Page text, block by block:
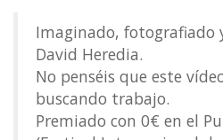
Imaginado, fotografiado
David Heredia.
No penséis que este
buscando trabajo.
Premiado con 0€ en el